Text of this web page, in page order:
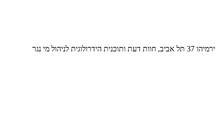
ירמיהו 37 תל אביב, חוות דעת ותוכנית הידרולוגית לניהול מי נגר